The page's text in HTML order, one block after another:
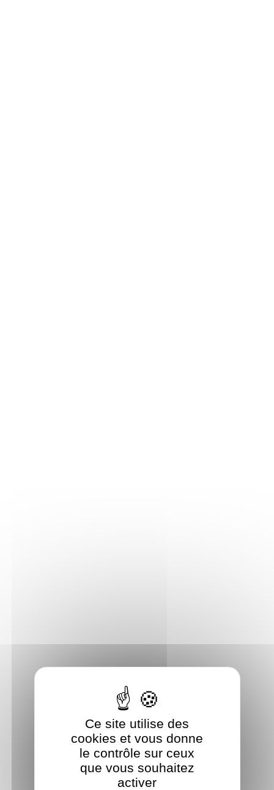
Ce site utilise des
cookies et vous donne
le contrôle sur ceux
que vous souhaitez
activer